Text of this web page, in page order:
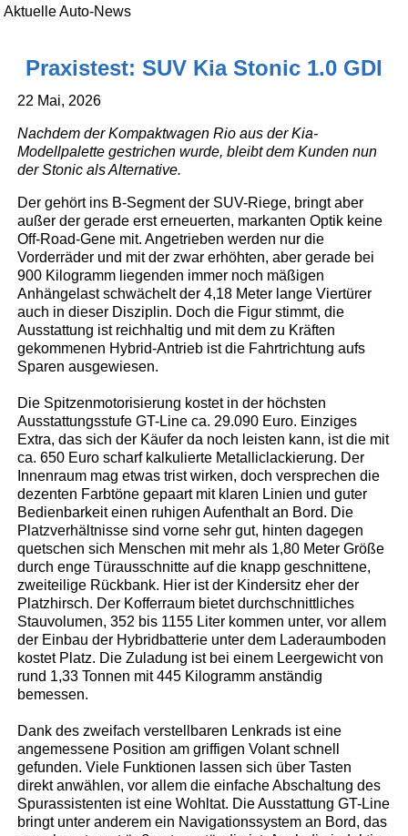
Aktuelle Auto-News
Praxistest: SUV Kia Stonic 1.0 GDI
22 Mai, 2026
Nachdem der Kompaktwagen Rio aus der Kia-
Modellpalette gestrichen wurde, bleibt dem Kunden nun
der Stonic als Alternative.
Der gehört ins B-Segment der SUV-Riege, bringt aber
außer der gerade erst erneuerten, markanten Optik keine
Off-Road-Gene mit. Angetrieben werden nur die
Vorderräder und mit der zwar erhöhten, aber gerade bei
900 Kilogramm liegenden immer noch mäßigen
Anhängelast schwächelt der 4,18 Meter lange Viertürer
auch in dieser Disziplin. Doch die Figur stimmt, die
Ausstattung ist reichhaltig und mit dem zu Kräften
gekommenen Hybrid-Antrieb ist die Fahrtrichtung aufs
Sparen ausgewiesen.
Die Spitzenmotorisierung kostet in der höchsten
Ausstattungsstufe GT-Line ca. 29.090 Euro. Einziges
Extra, das sich der Käufer da noch leisten kann, ist die mit
ca. 650 Euro scharf kalkulierte Metalliclackierung. Der
Innenraum mag etwas trist wirken, doch versprechen die
dezenten Farbtöne gepaart mit klaren Linien und guter
Bedienbarkeit einen ruhigen Aufenthalt an Bord. Die
Platzverhältnisse sind vorne sehr gut, hinten dagegen
quetschen sich Menschen mit mehr als 1,80 Meter Größe
durch enge Türausschnitte auf die knapp geschnittene,
zweiteilige Rückbank. Hier ist der Kindersitz eher der
Platzhirsch. Der Kofferraum bietet durchschnittliches
Stauvolumen, 352 bis 1155 Liter kommen unter, vor allem
der Einbau der Hybridbatterie unter dem Laderaumboden
kostet Platz. Die Zuladung ist bei einem Leergewicht von
rund 1,33 Tonnen mit 445 Kilogramm anständig
bemessen.
Dank des zweifach verstellbaren Lenkrads ist eine
angemessene Position am griffigen Volant schnell
gefunden. Viele Funktionen lassen sich über Tasten
direkt anwählen, vor allem die einfache Abschaltung des
Spurassistenten ist eine Wohltat. Die Ausstattung GT-Line
bringt unter anderem ein Navigationssystem an Bord, das